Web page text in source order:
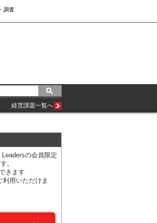
調査
経営課題一覧へ
の会員限定
。
きます
利用いただけま